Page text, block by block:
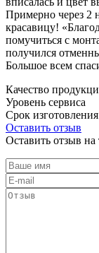
Примерно через 2
красавицу!
помучиться с
получился
Большое всем
Качество
Уровень сервиса
Срок изготовления
Оставить отзыв
Оставить отзыв на